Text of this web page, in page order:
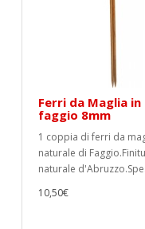
Ferri da Maglia
faggio 8mm
1 coppia di ferri da
naturale di
naturale
10,50€